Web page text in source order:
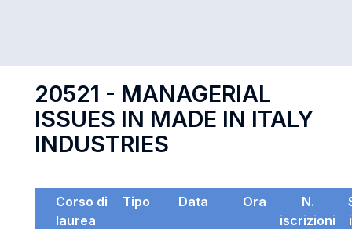
20521 - MANAGERIAL
ISSUES IN MADE IN ITALY
INDUSTRIES
Corso di
laurea
Tipo Data Ora
N.
iscrizioni